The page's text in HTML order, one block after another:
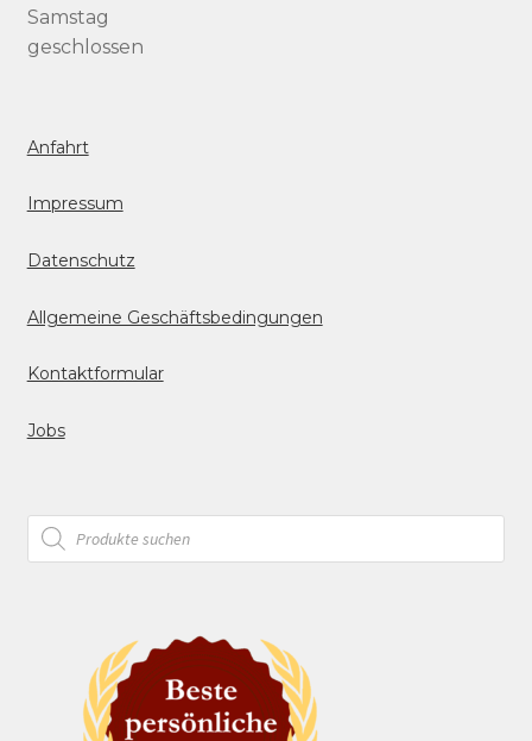
Samstag
geschlossen
Anfahrt
Impressum
Datenschutz
Allgemeine Geschäftsbedingungen
Kontaktformular
Jobs
Products
search